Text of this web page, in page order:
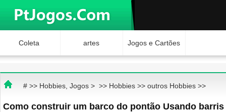
Coleta artes Jogos e Cartões
# >> Hobbies, Jogos> >> Hobbies>> outros Hobbies>>
Como construir um barco do pontão Usando barris